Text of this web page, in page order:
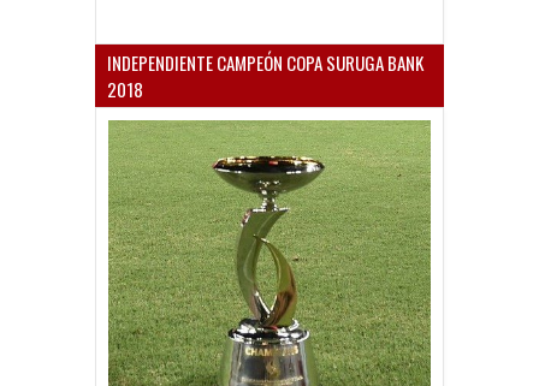
INDEPENDIENTE CAMPEÓN COPA SURUGA BANK
2018